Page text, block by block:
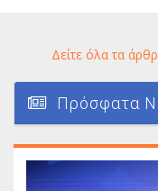
Δείτε όλα τα
Πρόσφατα